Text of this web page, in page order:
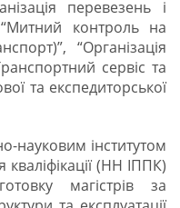
перевезень і
контроль на
“Організація
сервіс та
та експедиторської
науковим інститутом
(НН ІППК)
магістрів за